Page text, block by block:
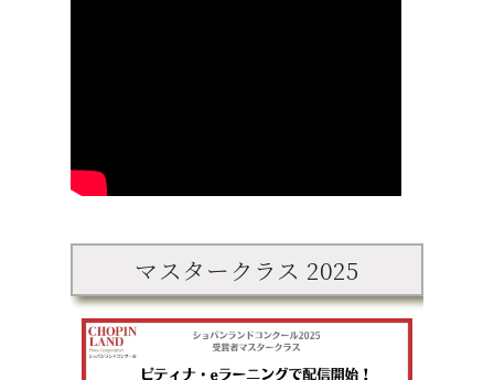
マスタークラス 2025